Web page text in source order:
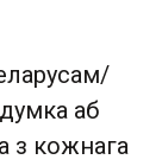
аб
з кожнага